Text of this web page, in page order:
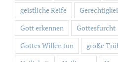
geistliche Reife
Gott erkennen
Gottesfurcht
Gottes Willen tun
große